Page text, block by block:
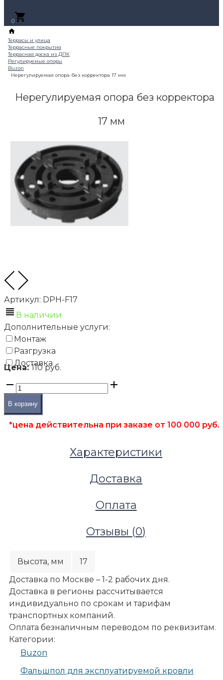
0
Террасы и улица
Террасные покрытия
Террасная доска из ДПК
Регулируемые опоры
Buzon
Нерегулируемая опора без корректора
17 мм
Артикул: DPH-F17
В наличии
Дополнительные услуги:
Монтаж
Разгрузка
Доставка
Цена:110 руб.
В корзину
*цена действительна при заказе от 100 000 руб.
Характеристики
Доставка
Оплата
Отзывы (0)
Высота, мм
17
Доставка по Москве – 1-2 рабочих дня.
Доставка в регионы рассчитывается
индивидуально по срокам и тарифам
транспортных компаний.
Оплата безналичным переводом по реквизитам.
Категории:
Buzon
Фальшпол для эксплуатируемой кровли